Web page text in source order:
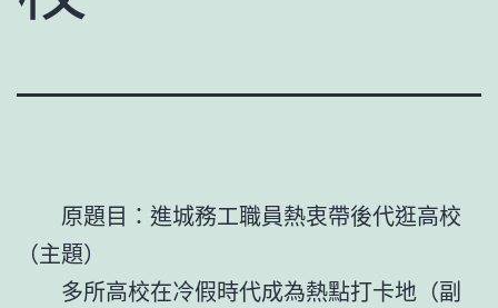
原題目：進城務工職員熱衷帶後代逛高校
（主題）
多所高校在冷假時代成為熱點打卡地（副